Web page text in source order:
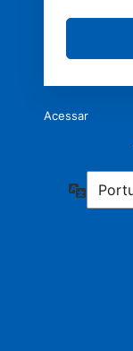
Acessar
Idioma